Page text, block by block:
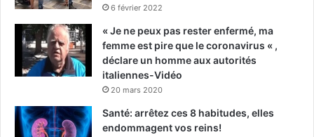
6 février 2022
« Je ne peux pas rester enfermé, ma
femme est pire que le coronavirus « ,
déclare un homme aux autorités
italiennes-Vidéo
20 mars 2020
Santé: arrêtez ces 8 habitudes, elles
endommagent vos reins!